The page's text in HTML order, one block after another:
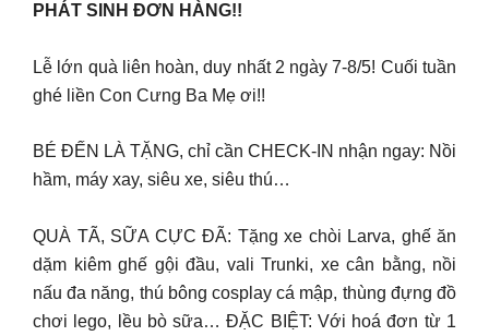
PHÁT SINH ĐƠN HÀNG!!
Lễ lớn quà liên hoàn, duy nhất 2 ngày 7-8/5! Cuối tuần
ghé liền Con Cưng Ba Mẹ ơi!!
BÉ ĐẾN LÀ TẶNG, chỉ cần CHECK-IN nhận ngay: Nồi
hầm, máy xay, siêu xe, siêu thú…
QUÀ TÃ, SỮA CỰC ĐÃ: Tặng xe chòi Larva, ghế ăn
dặm kiêm ghế gội đầu, vali Trunki, xe cân bằng, nồi
nấu đa năng, thú bông cosplay cá mập, thùng đựng đồ
chơi lego, lều bò sữa… ĐẶC BIỆT: Với hoá đơn từ 1